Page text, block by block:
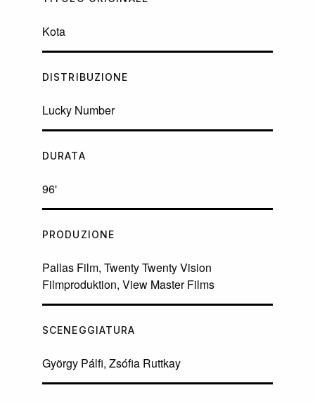
Kota
DISTRIBUZIONE
Lucky Number
DURATA
96'
PRODUZIONE
Pallas Film, Twenty Twenty Vision
Filmproduktion, View Master Films
SCENEGGIATURA
György Pálfi, Zsófia Ruttkay